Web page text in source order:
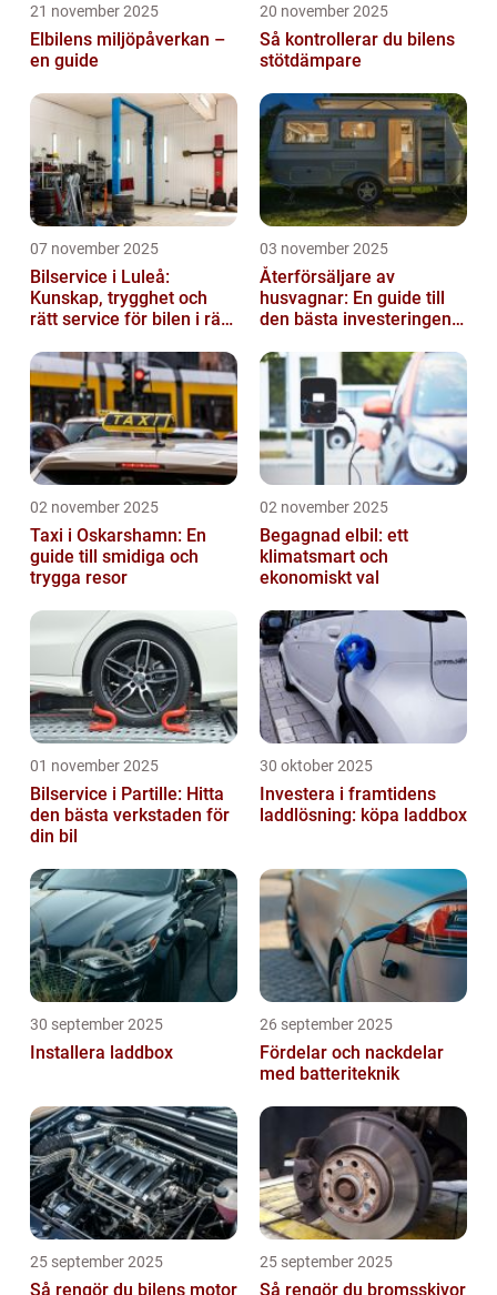
21 november 2025
Elbilens miljöpåverkan –
en guide
20 november 2025
Så kontrollerar du bilens
stötdämpare
07 november 2025
Bilservice i Luleå:
Kunskap, trygghet och
rätt service för bilen i rätt
03 november 2025
Återförsäljare av
husvagnar: En guide till
den bästa investeringen
02 november 2025
Taxi i Oskarshamn: En
guide till smidiga och
trygga resor
02 november 2025
Begagnad elbil: ett
klimatsmart och
ekonomiskt val
01 november 2025
Bilservice i Partille: Hitta
den bästa verkstaden för
din bil
30 oktober 2025
Investera i framtidens
laddlösning: köpa laddbox
30 september 2025
Installera laddbox
26 september 2025
Fördelar och nackdelar
med batteriteknik
25 september 2025
Så rengör du bilens motor
25 september 2025
Så rengör du bromsskivor